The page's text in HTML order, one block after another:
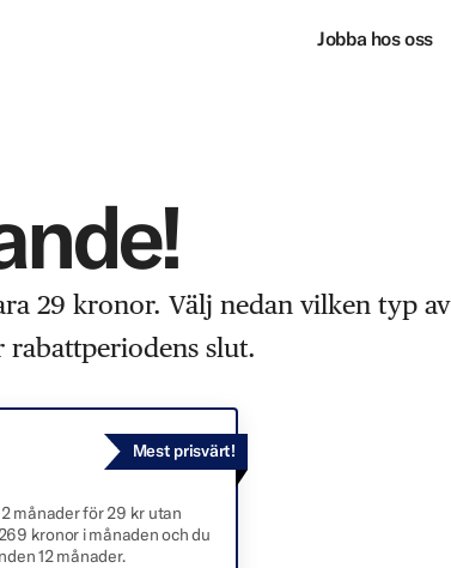
Jobba hos oss
29 kronor. Välj nedan vilken typ av
slut.
månader för 29 kr utan
kronor i månaden och du
12 månader.
Mest prisvärt!